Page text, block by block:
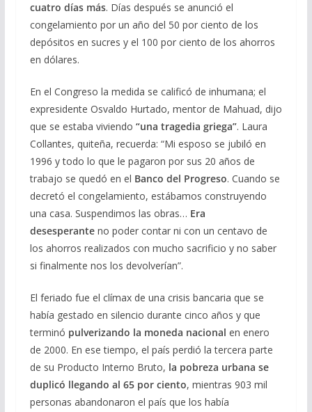
cuatro días más. Días después se anunció el
congelamiento por un año del 50 por ciento de los
depósitos en sucres y el 100 por ciento de los ahorros
en dólares.
En el Congreso la medida se calificó de inhumana; el
expresidente Osvaldo Hurtado, mentor de Mahuad, dijo
que se estaba viviendo “una tragedia griega”. Laura
Collantes, quiteña, recuerda: “Mi esposo se jubiló en
1996 y todo lo que le pagaron por sus 20 años de
trabajo se quedó en el Banco del Progreso. Cuando se
decretó el congelamiento, estábamos construyendo
una casa. Suspendimos las obras… Era
desesperanteno poder contar ni con un centavo de
los ahorros realizados con mucho sacrificio y no saber
si finalmente nos los devolverían”.
El feriado fue el clímax de una crisis bancaria que se
había gestado en silencio durante cinco años y que
terminó pulverizando la moneda nacional en enero
de 2000. En ese tiempo, el país perdió la tercera parte
de su Producto Interno Bruto, la pobreza urbana se
duplicó llegando al 65 por ciento, mientras 903 mil
personas abandonaron el país que los había